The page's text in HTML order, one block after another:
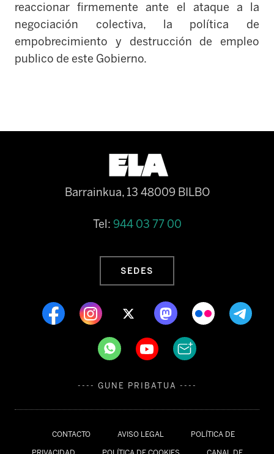
reaccionar firmementeante el ataque a la
negociación colectiva,
la política de
empobrecimiento y destrucción de empleo
publico de este Gobierno.
CONTACTO AVISO LEGAL POLÍTICA DE
Barrainkua, 13 48009 BILBO
Tel: 944 03 77 00
SEDES
---- GUNE PRIBATUA ----